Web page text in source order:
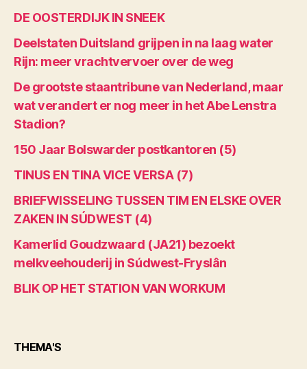
DE OOSTERDIJK IN SNEEK
Deelstaten Duitsland grijpen in na laag water
Rijn: meer vrachtvervoer over de weg
De grootste staantribune van Nederland, maar
wat verandert er nog meer in het Abe Lenstra
Stadion?
150 Jaar Bolswarder postkantoren (5)
TINUS EN TINA VICE VERSA (7)
BRIEFWISSELING TUSSEN TIM EN ELSKE OVER
ZAKEN IN SÚDWEST (4)
Kamerlid Goudzwaard (JA21) bezoekt
melkveehouderij in Súdwest-Fryslân
BLIK OP HET STATION VAN WORKUM
THEMA'S